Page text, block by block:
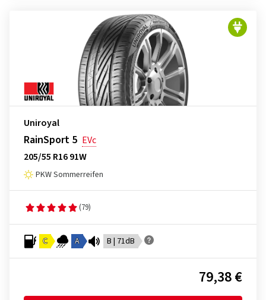
Uniroyal
RainSport 5 EVc
205/55 R16 91W
PKW Sommerreifen
(79)
C A B | 71dB
79,38 €